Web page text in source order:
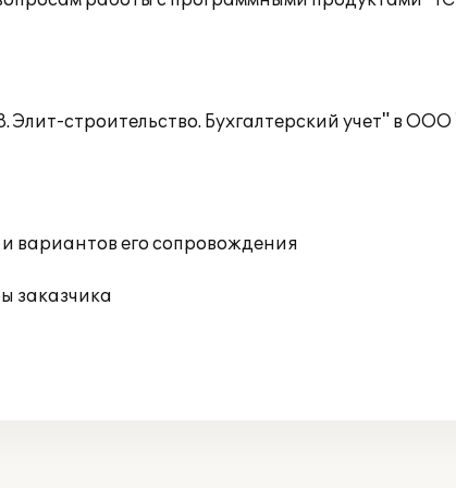
строительство. Бухгалтерский учет" в
вариантов его сопровождения
заказчика